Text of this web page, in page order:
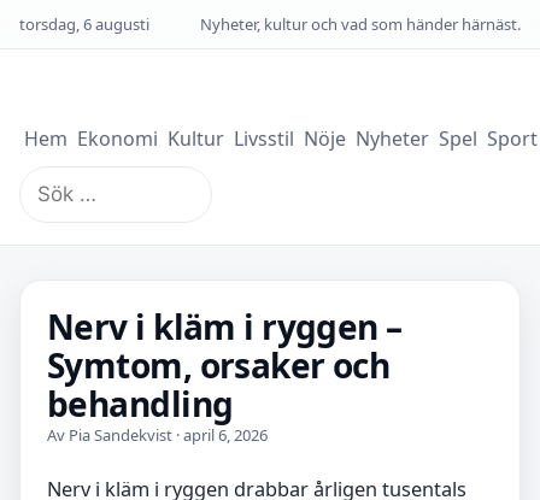
torsdag, 6 augusti Nyheter, kultur och vad som händer härnäst.
Hem Ekonomi Kultur Livsstil Nöje Nyheter Spel Sport
Sök
efter:
Nerv i kläm i ryggen –
Symtom, orsaker och
behandling
Av Pia Sandekvist · april 6, 2026
Nerv i kläm i ryggen drabbar årligen tusentals